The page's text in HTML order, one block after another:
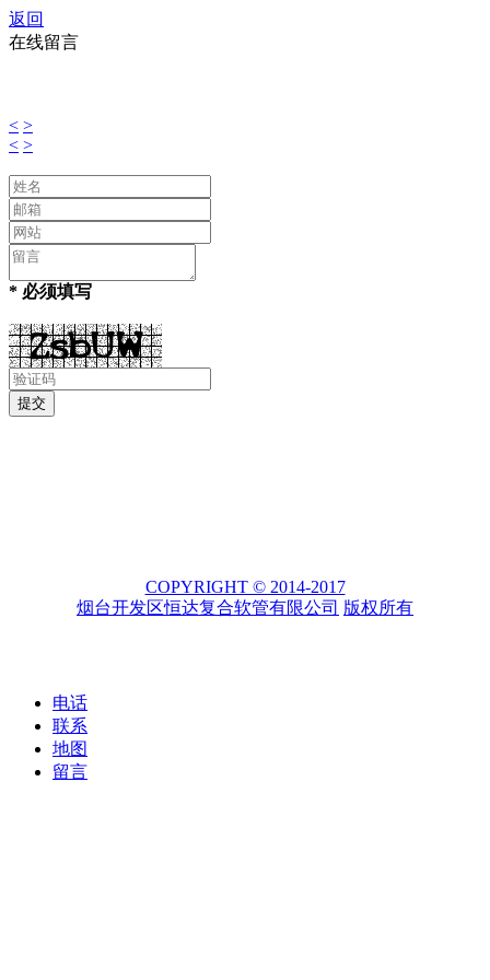
返回
在线留言
< >
< >
* 必须填写
COPYRIGHT © 2014-2017
烟台开发区恒达复合软管有限公司 版权所有
电话
联系
地图
留言